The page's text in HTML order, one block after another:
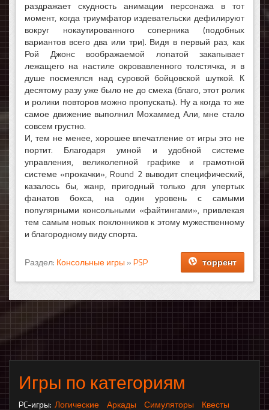
раздражает скудность анимации персонажа в тот
момент, когда триумфатор издевательски дефилируют
вокруг нокаутированного соперника (подобных
вариантов всего два или три). Видя в первый раз, как
Рой Джонс воображаемой лопатой закапывает
лежащего на настиле окровавленного толстячка, я в
душе посмеялся над суровой бойцовской шуткой. К
десятому разу уже было не до смеха (благо, этот ролик
и ролики повторов можно пропускать). Ну а когда то же
самое движение выполнил Мохаммед Али, мне стало
совсем грустно.
И, тем не менее, хорошее впечатление от игры это не
портит. Благодаря умной и удобной системе
управления, великолепной графике и грамотной
системе «прокачки», Round 2 выводит специфический,
казалось бы, жанр, пригодный только для упертых
фанатов бокса, на один уровень с самыми
популярными консольными «файтингами», привлекая
тем самым новых поклонников к этому мужественному
и благородному виду спорта.
Раздел: Консольные игры»PSP торрент
Игры по категориям
PC-игры: Логические Аркады Симуляторы Квесты